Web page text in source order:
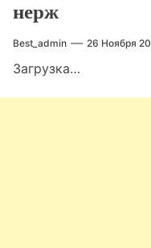
нерж
Best_admin 26 Ноября
Загрузка…